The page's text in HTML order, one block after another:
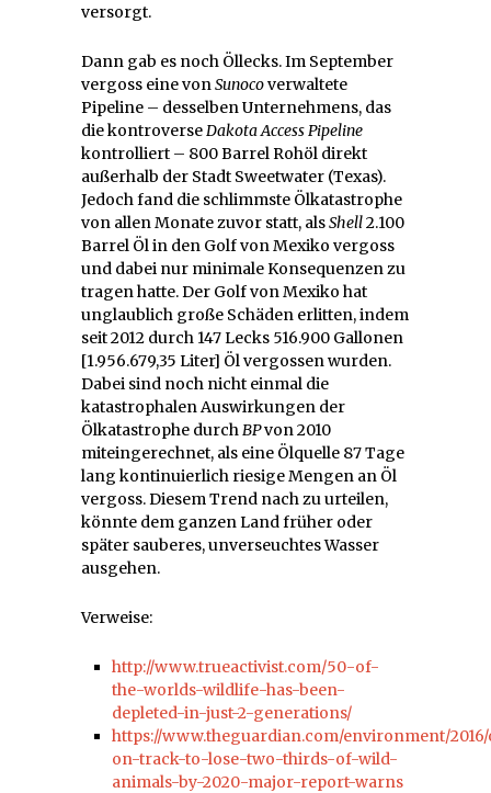
versorgt.
Dann gab es noch Öllecks. Im September
vergoss eine vonSunocoverwaltete
Pipeline – desselben Unternehmens, das
die kontroverseDakota Access Pipeline
kontrolliert – 800 Barrel Rohöl direkt
außerhalb der Stadt Sweetwater (Texas).
Jedoch fand die schlimmste Ölkatastrophe
von allen Monate zuvor statt, alsShell2.100
Barrel Öl in den Golf von Mexiko vergoss
und dabei nur minimale Konsequenzen zu
tragen hatte. Der Golf von Mexiko hat
unglaublich große Schäden erlitten, indem
seit 2012 durch 147 Lecks 516.900 Gallonen
[1.956.679,35 Liter] Öl vergossen wurden.
Dabei sind noch nicht einmal die
katastrophalen Auswirkungen der
Ölkatastrophe durchBPvon 2010
miteingerechnet, als eine Ölquelle 87 Tage
lang kontinuierlich riesige Mengen an Öl
vergoss. Diesem Trend nach zu urteilen,
könnte dem ganzen Land früher oder
später sauberes, unverseuchtes Wasser
ausgehen.
Verweise:
http://www.trueactivist.com/50-of-
the-worlds-wildlife-has-been-
depleted-in-just-2-generations/
https://www.theguardian.com/environment/
on-track-to-lose-two-thirds-of-wild-
animals-by-2020-major-report-warns